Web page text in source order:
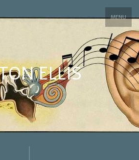
MENU
ELLIS